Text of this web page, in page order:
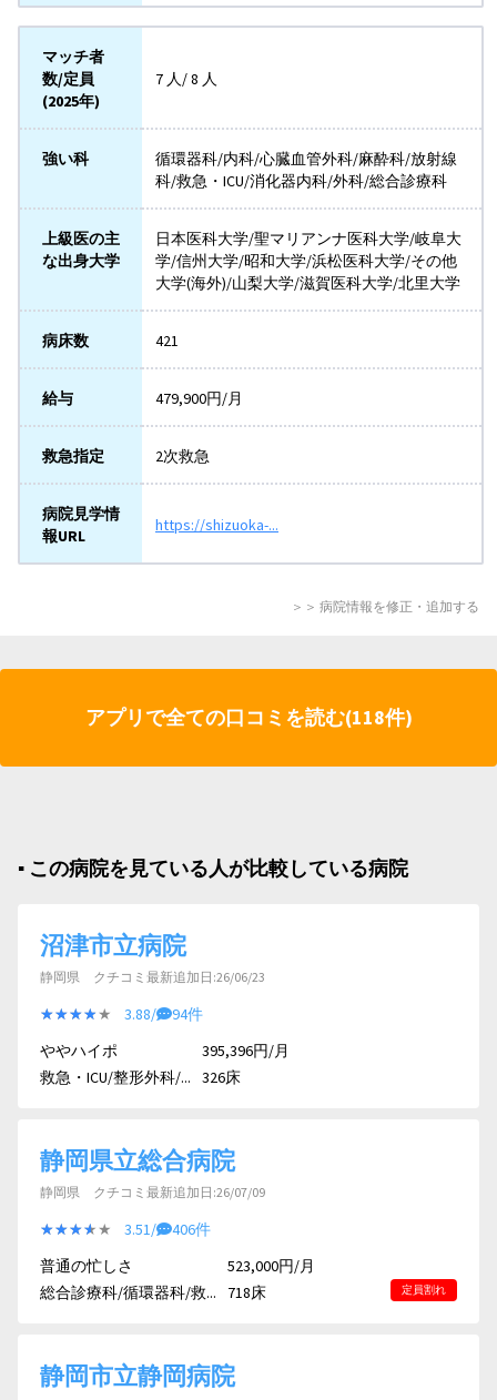
マッチ者
数/定員
(2025年)
7 人/ 8 人
強い科
循環器科/内科/心臓血管外科/麻酔科/放射線
科/救急・ICU/消化器内科/外科/総合診療科
上級医の主
な出身大学
日本医科大学/聖マリアンナ医科大学/岐阜大
学/信州大学/昭和大学/浜松医科大学/その他
大学(海外)/山梨大学/滋賀医科大学/北里大学
病床数 421
給与 479,900円/月
救急指定 2次救急
病院見学情
報URL
https://shizuoka-...
＞＞ 病院情報を修正・追加する
アプリで全ての口コミを読む(118件)
▪︎ この病院を見ている人が比較している病院
沼津市立病院
静岡県 クチコミ最新追加日:26/06/23
★★★★★
★★★★★ 3.88/
94件
ややハイポ
救急・ICU/整形外科/...
395,396円/月
326床
静岡県立総合病院
静岡県 クチコミ最新追加日:26/07/09
★★★★★
★★★★★ 3.51/
406件
普通の忙しさ
総合診療科/循環器科/救...
523,000円/月
718床
定員割れ
静岡市立静岡病院